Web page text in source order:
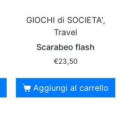
GIOCHI di SOCIETA',
Travel
Scarabeo flash
€23,50
Aggiungi al carrello